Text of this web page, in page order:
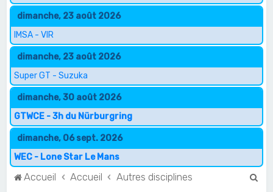
dimanche, 23 août 2026
IMSA - VIR
dimanche, 23 août 2026
Super GT - Suzuka
dimanche, 30 août 2026
GTWCE - 3h du Nürburgring
dimanche, 06 sept. 2026
WEC - Lone Star Le Mans
Accueil Accueil Autres disciplines